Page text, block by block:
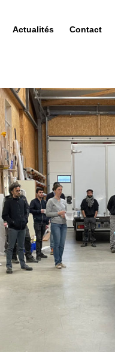
Actualités Contact